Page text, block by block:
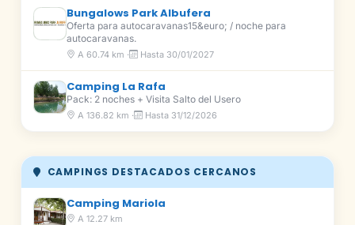
Bungalows Park Albufera
Oferta para autocaravanas15&euro; / noche para
autocaravanas.
A 60.74 km · Hasta 30/01/2027
Camping La Rafa
Pack: 2 noches + Visita Salto del Usero
A 136.82 km · Hasta 31/12/2026
CAMPINGS DESTACADOS CERCANOS
Camping Mariola
A 12.27 km